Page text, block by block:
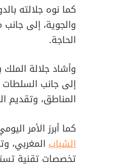
كما نوه جلالته
والجوية، إلى
الحاجة.
وأشاد جلالة
إلى جانب السلطات
المناطق، وتقديم
كما أبرز الأمر
الشباب المغربي،
تخصصات تقنية